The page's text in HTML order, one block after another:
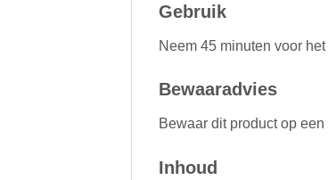
Gebruik
Neem 45 minuten voor
Bewaaradvies
Bewaar dit product op
Inhoud